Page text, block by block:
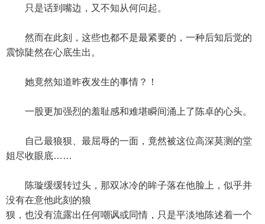
只是话到嘴边，又不知从何问起。
然而在此刻，这些也都不是最紧要的，一种后知后觉的
震惊陡然在心底生出。
她竟然知道昨夜发生的事情？！
一股更加强烈的羞耻感和难堪瞬间涌上了陈卓的心头。
自己最狼狈、最屈辱的一面，竟然被这位高深莫测的堂
姐尽收眼底……
陈璇缓缓转过头，那双冰冷的眸子落在他脸上，似乎并
没有在意他此刻的狼
狈，也没有流露出任何嘲讽或同情，只是平淡地陈述着一个